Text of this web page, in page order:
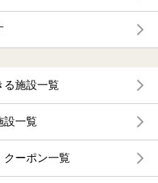
る施設一覧
設一覧
クーポン一覧